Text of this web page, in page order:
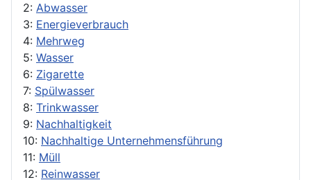
2: Abwasser
3: Energieverbrauch
4: Mehrweg
5: Wasser
6: Zigarette
7: Spülwasser
8: Trinkwasser
9: Nachhaltigkeit
10: Nachhaltige Unternehmensführung
11: Müll
12: Reinwasser